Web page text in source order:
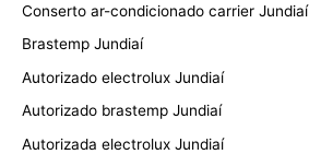
Conserto ar-condicionado carrier Jundiaí
Brastemp Jundiaí
Autorizado electrolux Jundiaí
Autorizado brastemp Jundiaí
Autorizada electrolux Jundiaí